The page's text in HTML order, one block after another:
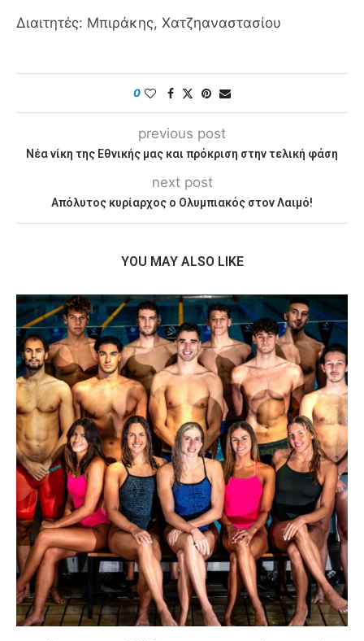
Διαιτητές: Μπιράκης, Χατζηαναστασίου
0
previous post
Νέα νίκη της Εθνικής μας και πρόκριση στην τελική φάση
next post
Απόλυτος κυρίαρχος ο Ολυμπιακός στον Λαιμό!
YOU MAY ALSO LIKE